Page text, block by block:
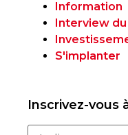
Information
Interview
S'implanter
Inscrivez-vous